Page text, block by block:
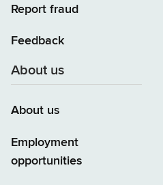
Report fraud
Feedback
About us
About us
Employment
opportunities